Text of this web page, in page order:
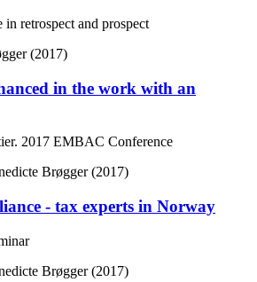
retrospect and prospect
(2017)
in the work with an
2017 EMBAC Conference
Brøgger (2017)
- tax experts in Norway
Brøgger (2017)